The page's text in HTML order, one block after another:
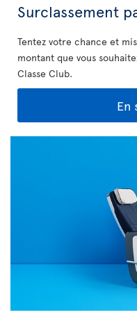
Surclassement
Tentez votre chance et
montant que vous
Classe Club.
En